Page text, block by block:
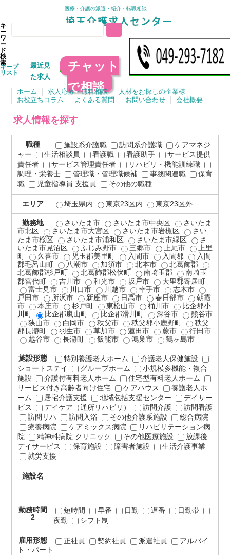
医療・介護の派遣・紹介・転職相談
キ
ー
ワ
ー
ド
検
索
キープ
リスト
最近見
た求人
チャット
で相談
ホーム 求人応募・無料相談
人材をお探しの企業様
お役立ちコラム
よくある質問 お問い合わせ 会社概要
求人情報を探す
職種 施設系介護職 訪問系介護職
ケアマネジ
ャー
生活相談員 看護職 看護助手
サービス提供
責任者
サービス管理責任者
リハビリ・機能訓練職
調理・栄養士
管理職・管理職候補 事務関連職
保育
職
児童指導員 支援員 その他の職種
エリア 埼玉県内 東京23区内 東京23区外
勤務地 さいたま市 さいたま市中央区
さいたま
市北区
さいたま市大宮区 さいたま市岩槻区
さい
たま市桜区
さいたま市浦和区 さいたま市緑区
さ
いたま市見沼区
ふじみ野市 三郷市 上尾市
上里
町
久喜市 児玉郡美里町 入間市 入間郡
入間
郡毛呂山町
八潮市 加須市 北本市
北葛飾郡
北葛飾郡杉戸町
北葛飾郡松伏町 南埼玉郡
南埼玉
郡宮代町
吉川市 和光市 坂戸市
大里郡寄居町
富士見市
川口市 川越市 幸手市
志木市
戸田市
所沢市 新座市 日高市 春日部市
朝霞
市
本庄市 杉戸町 東松山市 桶川市
比企郡小
川町
比企郡嵐山町 比企郡滑川町 深谷市
熊谷市
狭山市
白岡市 秩父市 秩父郡小鹿野町
秩父
郡長瀞町
羽生市 草加市 蓮田市 蕨市
行田市
越谷市
長瀞町 飯能市 鴻巣市 鶴ヶ島市
施設形態 特別養護老人ホーム
介護老人保健施設
ショートステイ
グループホーム
小規模多機能・複合
施設
介護付有料老人ホーム
住宅型有料老人ホーム
サービス付き高齢者向け住宅
ケアハウス
養護老人ホ
ーム
居宅介護支援 地域包括支援センター
デイサー
ビス
デイケア（通所リハビリ） 訪問介護
訪問看護
訪問リハ
訪問入浴 その他介護系施設
総合病院
療養病院
ケアミックス病院
リハビリテーション病
院
精神科病院 クリニック その他医療施設
放課後
デイサービス
保育施設 障害者施設
生活介護事業
就労支援
施設名
勤務時間
2
短時間 早番 日勤 遅番
日勤帯
夜勤
シフト制
雇用形態 正社員 契約社員 派遣社員
アルバイ
ト・パート